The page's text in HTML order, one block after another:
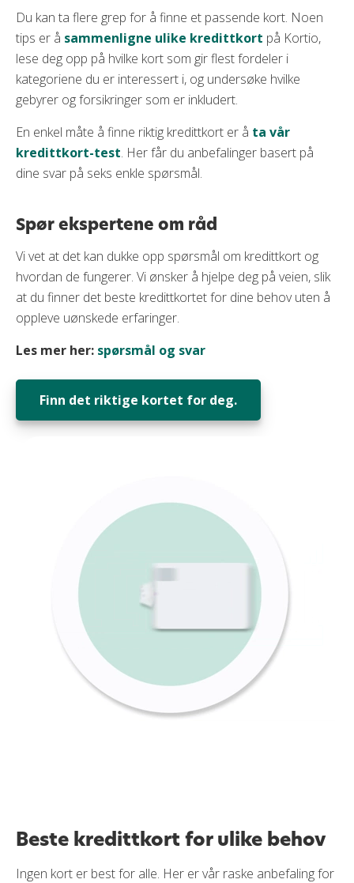
Du kan ta flere grep for å finne et passende kort. Noen
tips er å sammenligne ulike kredittkort på Kortio,
lese deg opp på hvilke kort som gir flest fordeler i
kategoriene du er interessert i, og undersøke hvilke
gebyrer og forsikringer som er inkludert.
En enkel måte å finne riktig kredittkort er å ta vår
kredittkort-test. Her får du anbefalinger basert på
dine svar på seks enkle spørsmål.
Spør ekspertene om råd
Vi vet at det kan dukke opp spørsmål om kredittkort og
hvordan de fungerer. Vi ønsker å hjelpe deg på veien, slik
at du finner det beste kredittkortet for dine behov uten å
oppleve uønskede erfaringer.
Les mer her: spørsmål og svar
Finn det riktige kortet for deg.
Beste kredittkort for ulike behov
Ingen kort er best for alle. Her er vår raske anbefaling for